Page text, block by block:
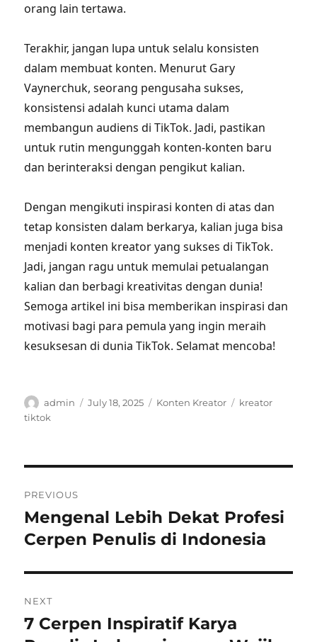
orang lain tertawa.
Terakhir, jangan lupa untuk selalu konsisten
dalam membuat konten. Menurut Gary
Vaynerchuk, seorang pengusaha sukses,
konsistensi adalah kunci utama dalam
membangun audiens di TikTok. Jadi, pastikan
untuk rutin mengunggah konten-konten baru
dan berinteraksi dengan pengikut kalian.
Dengan mengikuti inspirasi konten di atas dan
tetap konsisten dalam berkarya, kalian juga bisa
menjadi konten kreator yang sukses di TikTok.
Jadi, jangan ragu untuk memulai petualangan
kalian dan berbagi kreativitas dengan dunia!
Semoga artikel ini bisa memberikan inspirasi dan
motivasi bagi para pemula yang ingin meraih
kesuksesan di dunia TikTok. Selamat mencoba!
Author
admin
Posted
July 18, 2025 Categories
Konten Kreator Tags
kreator
tiktok
navigation
PREVIOUS
Previous
post:
Mengenal Lebih Dekat Profesi
Cerpen Penulis di Indonesia
NEXT
Next
7 Cerpen Inspiratif Karya